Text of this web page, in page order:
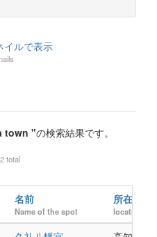
イルで表示
town "の検索結果です。
total
名前
Name of the spot
所在地
location